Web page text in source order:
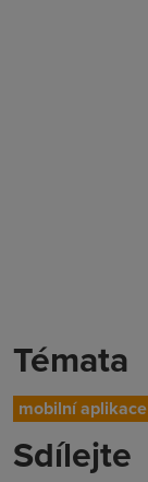
Témata
mobilní aplikace
Sdílejte